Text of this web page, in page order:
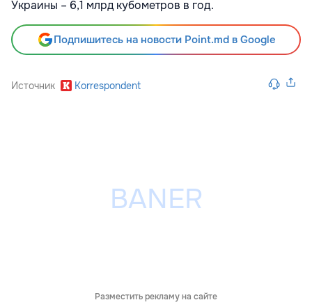
Украины – 6,1 млрд кубометров в год.
Подпишитесь на новости Point.md в Google
Источник Korrespondent
Разместить рекламу на сайте